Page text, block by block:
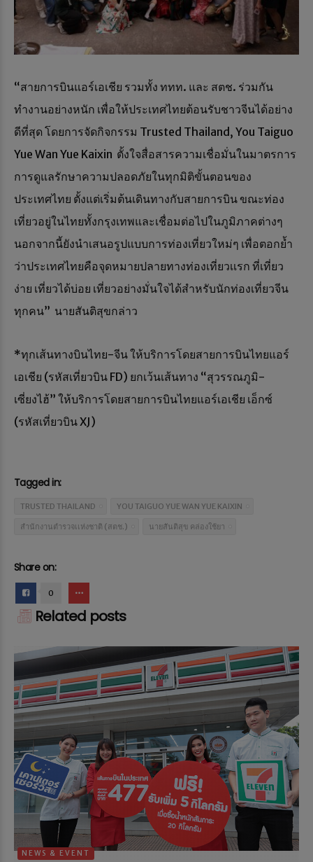
“สายการบินแอร์เอเชีย รวมทั้ง ททท. และ สตช. ร่วมกัน
ทำงานอย่างหนัก เพื่อให้ประเทศไทยต้อนรับชาวจีนได้อย่าง
ดีที่สุด โดยการจัดกิจกรรม Trusted Thailand, You Taiguo
Yue Wan Yue Kaixin ตั้งใจสื่อสารความเชื่อมั่นในมาตรการ
การดูแลรักษาความปลอดภัยในทุกมิติขั้นตอนของ
ประเทศไทย ตั้งแต่เริ่มต้นเดินทางกับสายการบิน ขณะท่อง
เที่ยวอยู่ในไทยทั้งกรุงเทพและเชื่อมต่อไปในภูมิภาคต่างๆ
นอกจากนี้ยังนำเสนอรูปแบบการท่องเที่ยวใหม่ๆ เพื่อตอกย้ำ
ว่าประเทศไทยคือจุดหมายปลายทางท่องเที่ยวเเรก ที่เที่ยว
ง่าย เที่ยวได้บ่อย เที่ยวอย่างมั่นใจได้สำหรับนักท่องเที่ยวจีน
ทุกคน” นายสันติสุขกล่าว
*ทุกเส้นทางบินไทย-จีน ให้บริการโดยสายการบินไทยแอร์
เอเชีย (รหัสเที่ยวบิน FD) ยกเว้นเส้นทาง “สุวรรณภูมิ-
เซี่ยงไฮ้” ให้บริการโดยสายการบินไทยแอร์เอเชีย เอ็กซ์
(รหัสเที่ยวบิน XJ)
Tagged in:
TRUSTED THAILAND YOU TAIGUO YUE WAN YUE KAIXIN
สำนักงานตำรวจเเห่งชาติ (สตช.) นายสันติสุข คล่องใช้ยา
Share on:
0
Related posts
NEWS & EVENT